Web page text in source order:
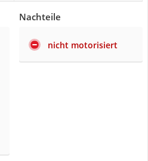
Nachteile
nicht motorisiert